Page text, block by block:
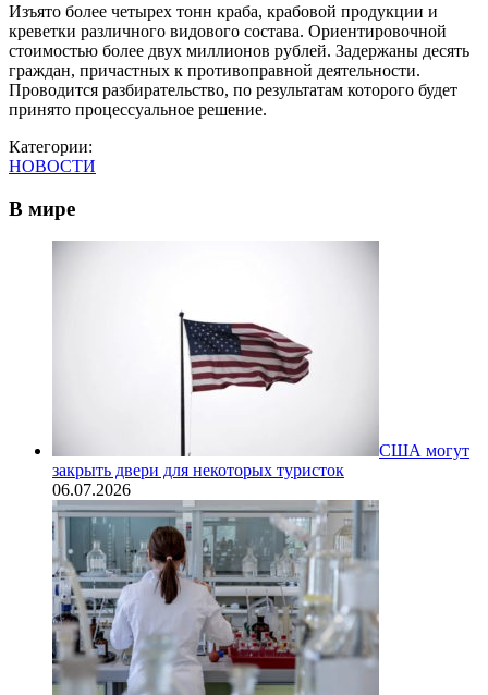
Изъято более четырех тонн краба, крабовой продукции и
креветки различного видового состава. Ориентировочной
стоимостью более двух миллионов рублей. Задержаны десять
граждан, причастных к противоправной деятельности.
Проводится разбирательство, по результатам которого будет
принято процессуальное решение.
Категории:
НОВОСТИ
В мире
США могут
закрыть двери для некоторых туристок
06.07.2026